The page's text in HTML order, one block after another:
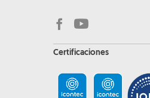
Certificaciones